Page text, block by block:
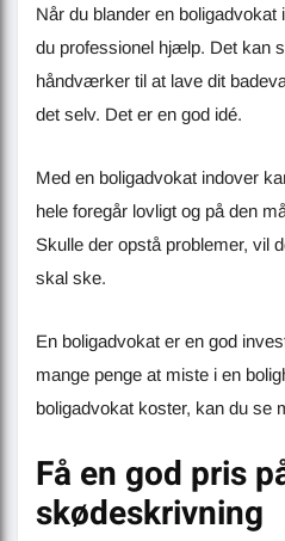
Når du blander en boligadvokat
du professionel hjælp. Det kan
håndværker til at lave dit
det selv. Det er en god idé.
Med en boligadvokat indover
hele foregår lovligt og på den
Skulle der opstå problemer, vil
skal ske.
En boligadvokat er en god
mange penge at miste i en
boligadvokat koster, kan du se
Få en god pris
skødeskrivning